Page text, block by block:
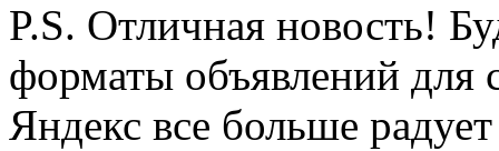
P.S. Отличная новость!
форматы объявлений для
Яндекс все больше